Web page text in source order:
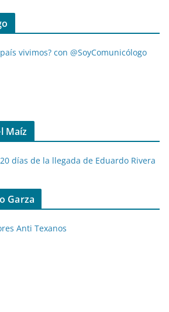
vivimos? con @SoyComunicólogo
Maíz
días de la llegada de Eduardo Rivera
Garza
Anti Texanos